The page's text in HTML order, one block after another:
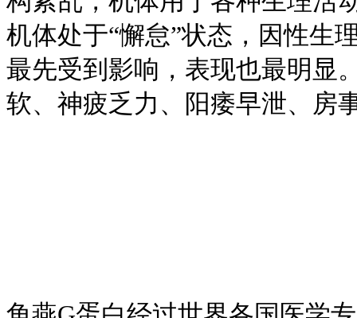
机体处于“懈怠”状态，因性生
最先受到影响，表现也最明显
软、神疲乏力、阳痿早泄、房